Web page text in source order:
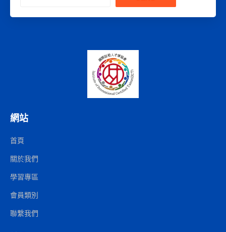
網站
首頁
關於我們
學習專區
會員類別
聯繫我們